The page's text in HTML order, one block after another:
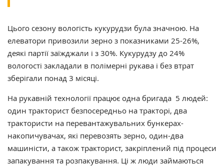
Цього сезону вологість кукурудзи була значною. На
елеватори привозили зерно з показниками 25-26%,
деякі партії заїжджали і з 30%. Кукурудзу до 24%
вологості закладали в полімерні рукава і без втрат
зберігали понад 3 місяці.
На рукавній технології працює одна бригада 5 людей:
один тракторист безпосередньо на тракторі, два
трактористи на перевантажувальних бункерах-
накопичувачах, які перевозять зерно, один-два
машиністи, а також тракторист, закріплений під процеси
запакування та розпакування. Ці ж люди займаються